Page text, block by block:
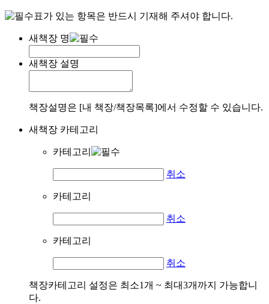
표가 있는 항목은 반드시 기재해 주셔야 합니다.
새책장 명
새책장 설명
책장설명은 [내 책장/책장목록]에서 수정할 수 있습니다.
새책장 카테고리
카테고리
취소
카테고리
취소
카테고리
취소
책장카테고리 설정은 최소1개 ~ 최대3개까지 가능합니
다.